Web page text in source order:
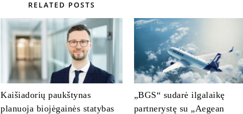
RELATED POSTS
Kaišiadorių paukštynas
planuoja biojėgainės statybas
„BGS“ sudarė ilgalaikę
partnerystę su „Aegean